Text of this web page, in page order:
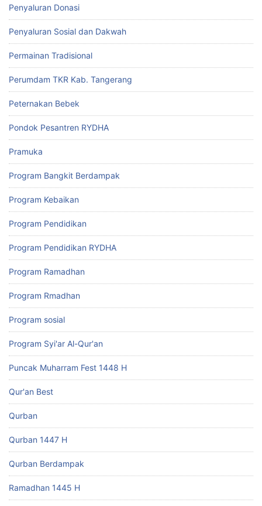
Penyaluran Donasi
Penyaluran Sosial dan Dakwah
Permainan Tradisional
Perumdam TKR Kab. Tangerang
Peternakan Bebek
Pondok Pesantren RYDHA
Pramuka
Program Bangkit Berdampak
Program Kebaikan
Program Pendidikan
Program Pendidikan RYDHA
Program Ramadhan
Program Rmadhan
Program sosial
Program Syi'ar Al-Qur'an
Puncak Muharram Fest 1448 H
Qur'an Best
Qurban
Qurban 1447 H
Qurban Berdampak
Ramadhan 1445 H